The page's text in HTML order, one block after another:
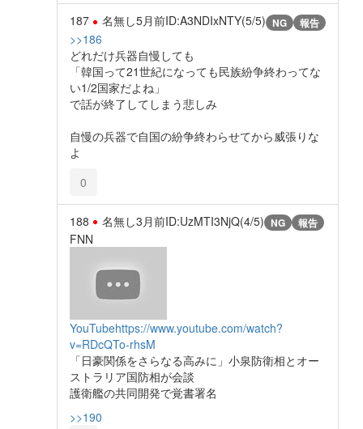
187 名無し5月前ID:A3NDIxNTY(5/5) NG 報告
>>186
どれだけ兵器自慢しても
「韓国って21世紀になっても民族紛争終わってな
い1/2国家だよね」
で話が終了してしまう悲しみ
自慢の兵器で自国の紛争終わらせてから威張りな
よ
0
188 名無し3月前ID:UzMTI3NjQ(4/5) NG 報告
FNN
YouTubehttps://www.youtube.com/watch?
v=RDcQTo-rhsM
「日豪関係をさらなる高みに」小泉防衛相とオー
ストラリア国防相が会談
護衛艦の共同開発で覚書署名
>>190